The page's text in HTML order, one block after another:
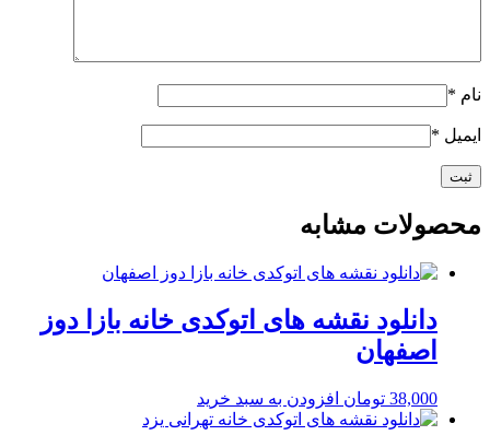
نام *
ایمیل *
محصولات مشابه
دانلود نقشه های اتوکدی خانه بازا دوز
اصفهان
38,000 تومان افزودن به سبد خرید